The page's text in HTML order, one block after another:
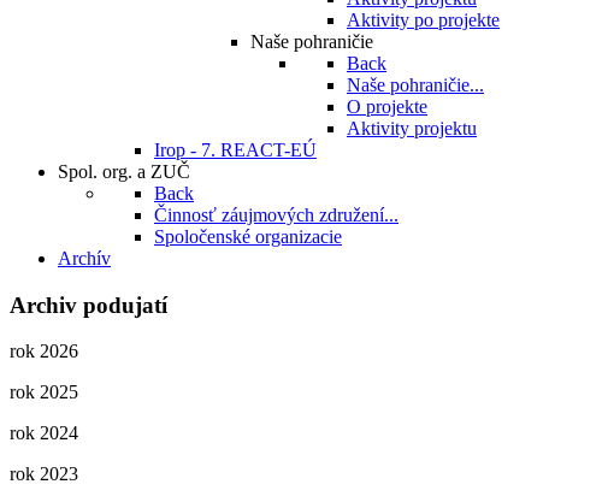
Aktivity po projekte
Naše pohraničie
Back
Naše pohraničie...
O projekte
Aktivity projektu
Irop - 7. REACT-EÚ
Spol. org. a ZUČ
Back
Činnosť záujmových združení...
Spoločenské organizacie
Archív
Archiv podujatí
rok 2026
rok 2025
rok 2024
rok 2023